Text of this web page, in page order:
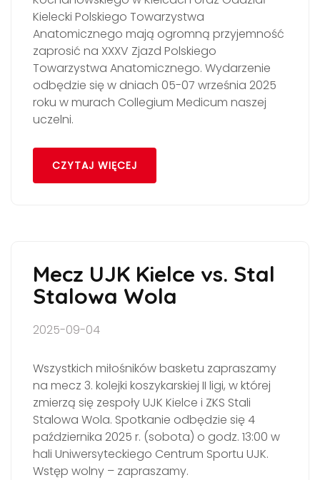
Kielecki Polskiego Towarzystwa
Anatomicznego mają ogromną przyjemność
zaprosić na XXXV Zjazd Polskiego
Towarzystwa Anatomicznego. Wydarzenie
odbędzie się w dniach 05-07 września 2025
roku w murach Collegium Medicum naszej
uczelni.
CZYTAJ WIĘCEJ
Mecz UJK Kielce vs. Stal
Stalowa Wola
2025-09-04
Wszystkich miłośników basketu zapraszamy
na mecz 3. kolejki koszykarskiej II ligi, w której
zmierzą się zespoły UJK Kielce i ZKS Stali
Stalowa Wola. Spotkanie odbędzie się 4
października 2025 r. (sobota) o godz. 13:00 w
hali Uniwersyteckiego Centrum Sportu UJK.
Wstęp wolny – zapraszamy.